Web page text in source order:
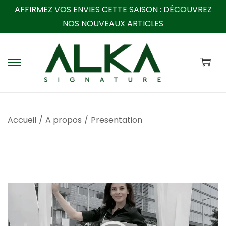
AFFIRMEZ VOS ENVIES CETTE SAISON : DÉCOUVREZ
NOS NOUVEAUX ARTICLES
P
a
e
a
n
a
P
a
e
c
o
n
Accueil / A propos / Presentation
c